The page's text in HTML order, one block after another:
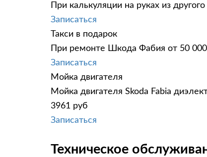
При калькуляции на руках из
Записаться
Такси в подарок
При ремонте Шкода Фабия от 50
Записаться
Мойка двигателя
Мойка двигателя Skoda Fabia
3961 руб
Записаться
Техническое